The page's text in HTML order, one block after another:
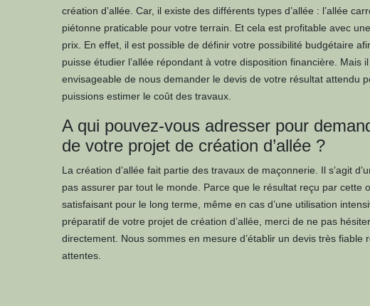
création d’allée. Car, il existe des différents types d’allée : l’allée
piétonne praticable pour votre terrain. Et cela est profitable avec
prix. En effet, il est possible de définir votre possibilité budgétaire
puisse étudier l’allée répondant à votre disposition financière. Mais
envisageable de nous demander le devis de votre résultat attendu
puissions estimer le coût des travaux.
A qui pouvez-vous adresser pour
de votre projet de création d’allée ?
La création d’allée fait partie des travaux de maçonnerie. Il s’agit
pas assurer par tout le monde. Parce que le résultat reçu par cette
satisfaisant pour le long terme, même en cas d’une utilisation
préparatif de votre projet de création d’allée, merci de ne pas
directement. Nous sommes en mesure d’établir un devis très fiable
attentes.